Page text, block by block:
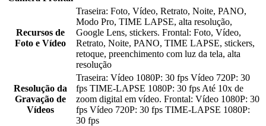
Recursos de
Foto e Vídeo
Traseira: Foto, Vídeo, Retrato, Noite, PANO,
Modo Pro, TIME LAPSE, alta resolução,
Google Lens, stickers. Frontal: Foto, Vídeo,
Retrato, Noite, PANO, TIME LAPSE, stickers,
retoque, preenchimento com luz da tela, alta
resolução
Resolução da
Gravação de
Vídeos
Traseira: Vídeo 1080P: 30 fps Vídeo 720P: 30
fps TIME-LAPSE 1080P: 30 fps Até 10x de
zoom digital em vídeo. Frontal: Vídeo 1080P: 30
fps Vídeo 720P: 30 fps TIME-LAPSE 1080P:
30 fps